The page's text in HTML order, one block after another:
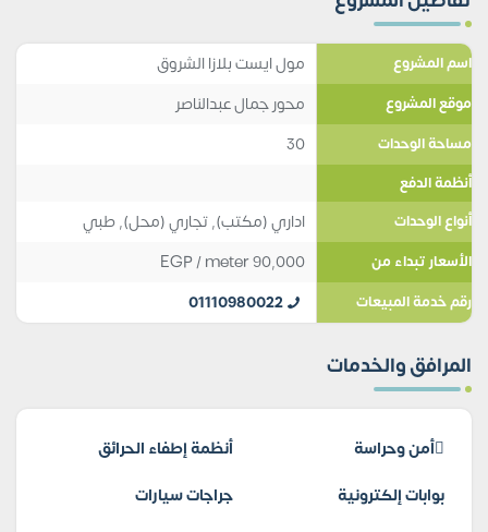
اسم المشروع مول ايست بلازا الشروق
موقع المشروع محور جمال عبدالناصر
مساحة الوحدات 30
أنظمة الدفع
أنواع الوحدات
اداري (مكتب),تجاري (محل),طبي
الأسعار تبداء من 90,000
EGP/ meter
رقم خدمة المبيعات 01110980022
المرافق والخدمات
أمن وحراسة
أنظمة إطفاء الحرائق
بوابات إلكترونية
جراجات سيارات